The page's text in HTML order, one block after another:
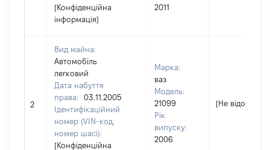
[Конфіденційна
інформація]
2011
2
Вид майна:
Автомобіль
легковий
Дата набуття
права:
03.11.2005
Ідентифікаційний
номер (VIN-код,
номер шасі):
[Конфіденційна
Марка:
ваз
Модель:
21099
Рік
випуску:
2006
[Не відомо]